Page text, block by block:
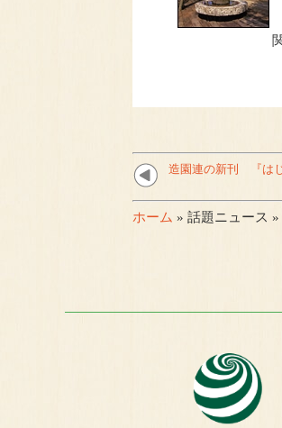
関連ホー
造園連の新刊 『は
ホーム » 話題ニュース »